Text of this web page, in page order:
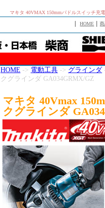
マキタ 40VMAX 150mmパドルスイッチ
｜HOME ｜
HOME -> 電動工具 -> グラインダ
クグラインダ GA034GRMX/GZ
マキタ 40Vmax
クグラインダ